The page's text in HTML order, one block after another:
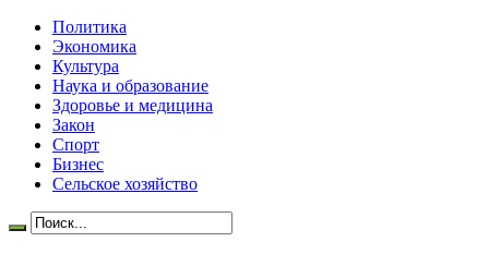
Политика
Экономика
Культура
Наука и образование
Здоровье и медицина
Закон
Спорт
Бизнес
Сельское хозяйство